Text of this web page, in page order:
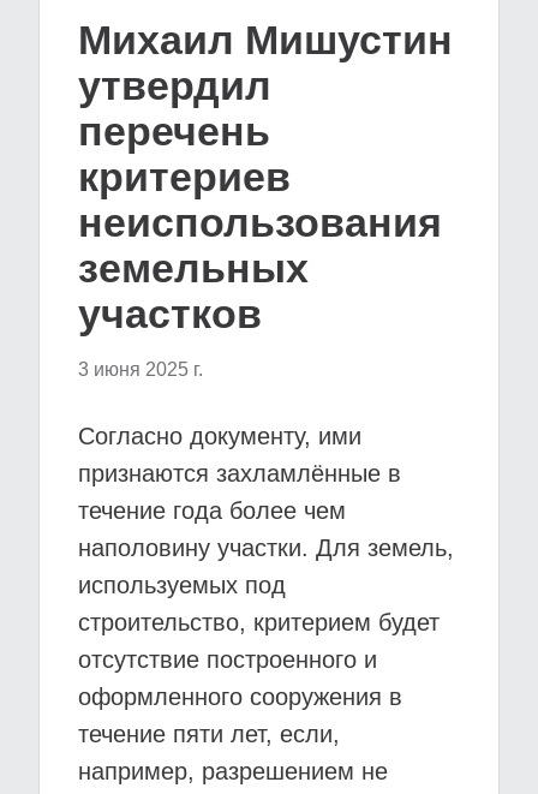
Михаил Мишустин
утвердил
перечень
критериев
неиспользования
земельных
участков
3 июня 2025 г.
Согласно документу, ими
признаются захламлённые в
течение года более чем
наполовину участки. Для земель,
используемых под
строительство, критерием будет
отсутствие построенного и
оформленного сооружения в
течение пяти лет, если,
например, разрешением не